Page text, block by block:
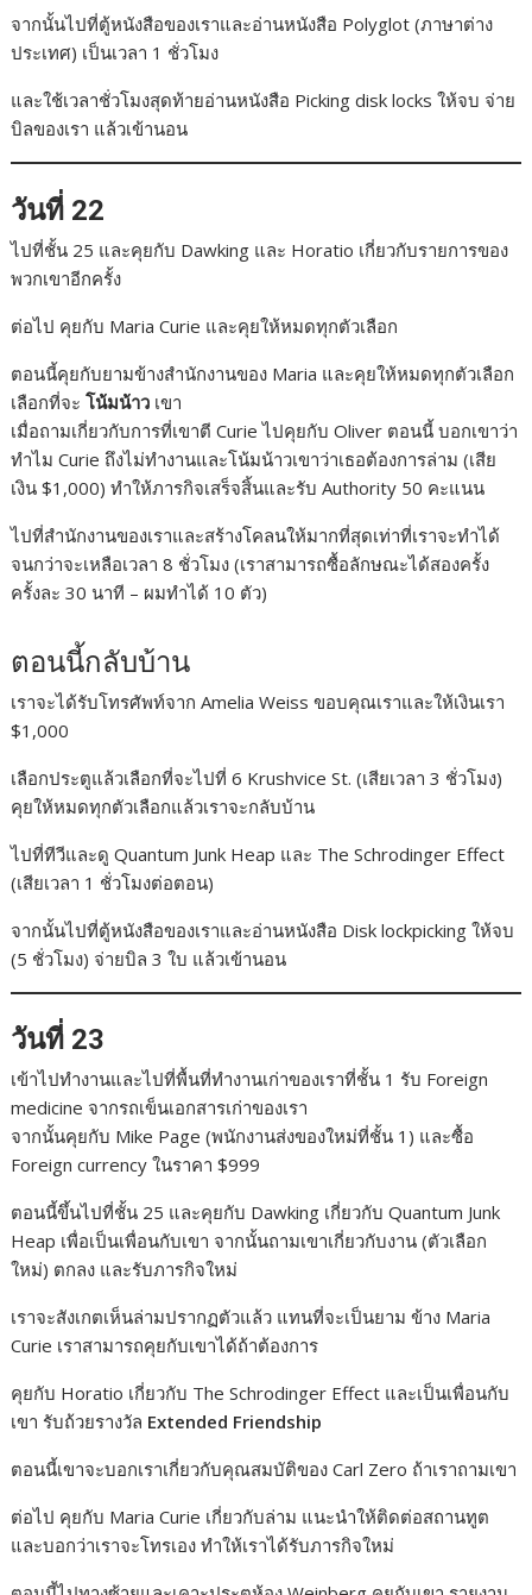
จากนั้นไปที่ตู้หนังสือของเราและอ่านหนังสือ Polyglot (ภาษาต่าง
ประเทศ) เป็นเวลา 1 ชั่วโมง
และใช้เวลาชั่วโมงสุดท้ายอ่านหนังสือ Picking disk locks ให้จบ จ่าย
บิลของเรา แล้วเข้านอน
วันที่ 22
ไปที่ชั้น 25 และคุยกับ Dawking และ Horatio เกี่ยวกับรายการของ
พวกเขาอีกครั้ง
ต่อไป คุยกับ Maria Curie และคุยให้หมดทุกตัวเลือก
ตอนนี้คุยกับยามข้างสำนักงานของ Maria และคุยให้หมดทุกตัวเลือก
เลือกที่จะโน้มน้าว เขา
เมื่อถามเกี่ยวกับการที่เขาตี Curie ไปคุยกับ Oliver ตอนนี้ บอกเขาว่า
ทำไม Curie ถึงไม่ทำงานและโน้มน้าวเขาว่าเธอต้องการล่าม (เสีย
เงิน $1,000) ทำให้ภารกิจเสร็จสิ้นและรับ Authority 50 คะแนน
ไปที่สำนักงานของเราและสร้างโคลนให้มากที่สุดเท่าที่เราจะทำได้
จนกว่าจะเหลือเวลา 8 ชั่วโมง (เราสามารถซื้อลักษณะได้สองครั้ง
ครั้งละ 30 นาที – ผมทำได้ 10 ตัว)
ตอนนี้กลับบ้าน
เราจะได้รับโทรศัพท์จาก Amelia Weiss ขอบคุณเราและให้เงินเรา
$1,000
เลือกประตูแล้วเลือกที่จะไปที่ 6 Krushvice St. (เสียเวลา 3 ชั่วโมง)
คุยให้หมดทุกตัวเลือกแล้วเราจะกลับบ้าน
ไปที่ทีวีและดู Quantum Junk Heap และ The Schrodinger Effect
(เสียเวลา 1 ชั่วโมงต่อตอน)
จากนั้นไปที่ตู้หนังสือของเราและอ่านหนังสือ Disk lockpicking ให้จบ
(5 ชั่วโมง) จ่ายบิล 3 ใบ แล้วเข้านอน
วันที่ 23
เข้าไปทำงานและไปที่พื้นที่ทำงานเก่าของเราที่ชั้น 1 รับ Foreign
medicine จากรถเข็นเอกสารเก่าของเรา
จากนั้นคุยกับ Mike Page (พนักงานส่งของใหม่ที่ชั้น 1) และซื้อ
Foreign currency ในราคา $999
ตอนนี้ขึ้นไปที่ชั้น 25 และคุยกับ Dawking เกี่ยวกับ Quantum Junk
Heap เพื่อเป็นเพื่อนกับเขา จากนั้นถามเขาเกี่ยวกับงาน (ตัวเลือก
ใหม่) ตกลง และรับภารกิจใหม่
เราจะสังเกตเห็นล่ามปรากฏตัวแล้ว แทนที่จะเป็นยาม ข้าง Maria
Curie เราสามารถคุยกับเขาได้ถ้าต้องการ
คุยกับ Horatio เกี่ยวกับ The Schrodinger Effect และเป็นเพื่อนกับ
เขา รับถ้วยรางวัล Extended Friendship
ตอนนี้เขาจะบอกเราเกี่ยวกับคุณสมบัติของ Carl Zero ถ้าเราถามเขา
ต่อไป คุยกับ Maria Curie เกี่ยวกับล่าม แนะนำให้ติดต่อสถานทูต
และบอกว่าเราจะโทรเอง ทำให้เราได้รับภารกิจใหม่